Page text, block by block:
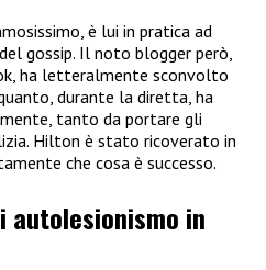
è lui in pratica ad
gossip. Il noto blogger però,
ha letteralmente sconvolto
durante la diretta, ha
tanto da portare gli
Hilton è stato ricoverato in
che cosa è successo.
autolesionismo in